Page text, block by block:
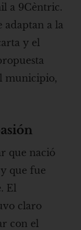
a 9Cèntric.
a la
y el
municipio,
que nació
que fue
El
claro
con el